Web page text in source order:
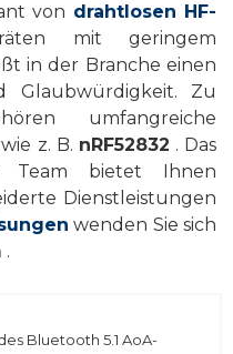
von drahtlosen HF-
mit geringem
in der Branche einen
Glaubwürdigkeit. Zu
umfangreiche
z. B. nRF52832 . Das
Team bietet Ihnen
Dienstleistungen
wenden Sie sich
.
Bluetooth 5.1 AoA-